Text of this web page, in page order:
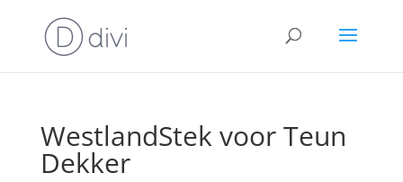
WestlandStek voor Teun
Dekker